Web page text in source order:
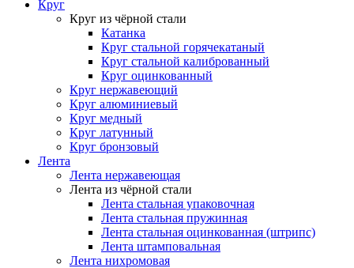
Круг
Круг из чёрной стали
Катанка
Круг стальной горячекатаный
Круг стальной калиброванный
Круг оцинкованный
Круг нержавеющий
Круг алюминиевый
Круг медный
Круг латунный
Круг бронзовый
Лента
Лента нержавеющая
Лента из чёрной стали
Лента стальная упаковочная
Лента стальная пружинная
Лента стальная оцинкованная (штрипс)
Лента штамповальная
Лента нихромовая